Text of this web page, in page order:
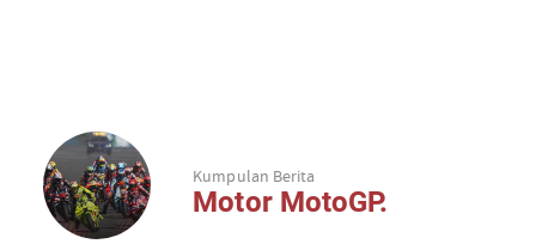
Kumpulan Berita
Motor MotoGP.